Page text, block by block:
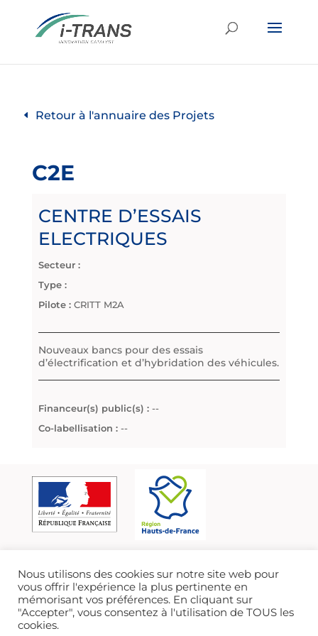
Retour à l'annuaire des Projets
C2E
CENTRE D’ESSAIS
ELECTRIQUES
Secteur :
Type :
Pilote : CRITT M2A
Nouveaux bancs pour des essais
d’électrification et d’hybridation des véhicules.
Financeur(s) public(s) : --
Co-labellisation : --
Nous utilisons des cookies sur notre site web pour
vous offrir l'expérience la plus pertinente en
mémorisant vos préférences. En cliquant sur
"Accepter", vous consentez à l'utilisation de TOUS les
cookies.